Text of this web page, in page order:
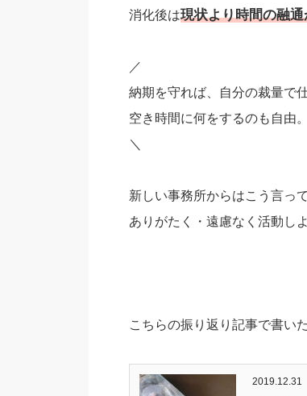
消化後は現状より時間の融
／
納期を守れば、自分の裁量で
空き時間に何をするのも自由。
＼
新しい事務所からはこう言っ
ありがたく・遠慮なく活動し
こちらの振り返り記事で書い
2019.12.31